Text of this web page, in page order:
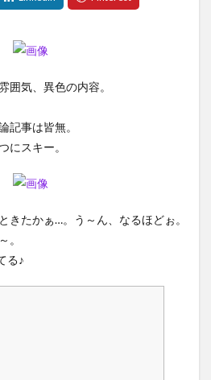
囲気、異色の内容。
記事は皆無。
にスキー。
きたかぁ…。う～ん、なるほどぉ。
。
る♪